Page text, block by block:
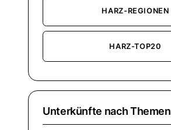
HARZ-REGIONEN
HARZ-TOP20
Unterkünfte nach Themen